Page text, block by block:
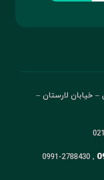
خیابان لارستان –
0991-2788430 ,